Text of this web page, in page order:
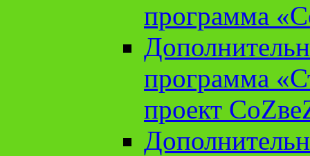
программа
программа
проект